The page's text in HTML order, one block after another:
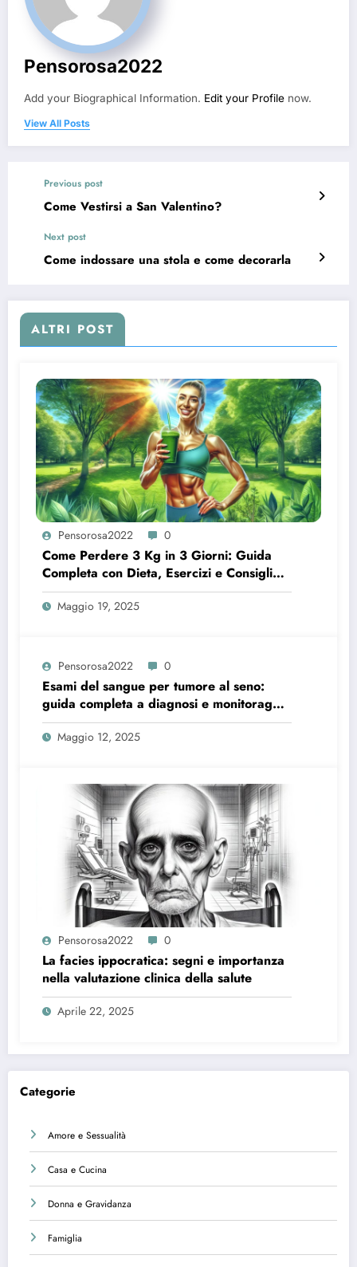
Pensorosa2022
Add your Biographical Information. Edit your Profile now.
View All Posts
Previous post
Come Vestirsi a San Valentino?
Next post
Come indossare una stola e come decorarla
ALTRI POST
Pensorosa2022 0
Come Perdere 3 Kg in 3 Giorni: Guida
Completa con Dieta, Esercizi e Consigli
Utili
Maggio 19, 2025
Pensorosa2022 0
Esami del sangue per tumore al seno:
guida completa a diagnosi e monitoraggio
efficace
Maggio 12, 2025
Pensorosa2022 0
La facies ippocratica: segni e importanza
nella valutazione clinica della salute
Aprile 22, 2025
Categorie
Amore e Sessualità
Casa e Cucina
Donna e Gravidanza
Famiglia